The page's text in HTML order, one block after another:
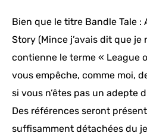
Bien que le titre Bandle Tale :
Story (Mince j’avais dit que je
contienne le terme « League
vous empêche, comme moi,
si vous n’êtes pas un adepte
Des références seront
suffisamment détachées du